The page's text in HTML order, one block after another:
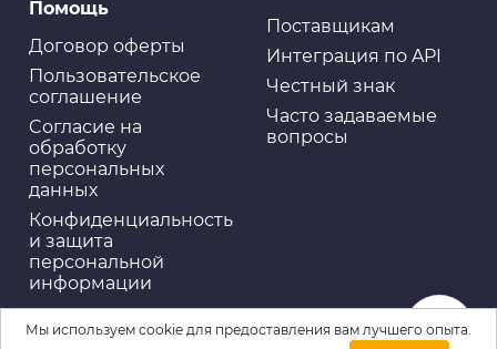
Помощь
Договор оферты
Пользовательское
соглашение
Cогласие на
обработку
персональных
данных
Конфиденциальность
и защита
персональной
информации
Поставщикам
Интеграция по API
Честный знак
Часто задаваемые
вопросы
Мы используем cookie для предоставления вам лучшего опыта.